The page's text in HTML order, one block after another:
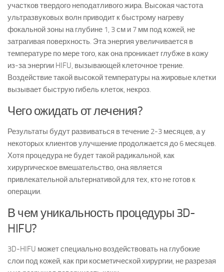
участков твердого неподатливого жира. Высокая частота
ультразвуковых волн приводит к быстрому нагреву
фокальной зоны на глубине 1, 3 см и 7 мм под кожей, не
затрагивая поверхность. Эта энергия увеличивается в
температуре по мере того, как она проникает глубже в кожу
из-за энергии HIFU, вызывающей клеточное трение.
Воздействие такой высокой температуры на жировые клетки
вызывает быструю гибель клеток, некроз.
Чего ожидать от лечения?
Результаты будут развиваться в течение 2-3 месяцев, а у
некоторых клиентов улучшение продолжается до 6 месяцев.
Хотя процедура не будет такой радикальной, как
хирургическое вмешательство, она является
привлекательной альтернативой для тех, кто не готов к
операции.
В чем уникальность процедуры 3D-
HIFU?
3D-HIFU может специально воздействовать на глубокие
слои под кожей, как при косметической хирургии, не разрезая